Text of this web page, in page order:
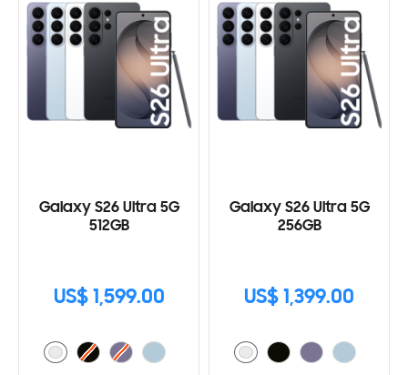
Galaxy S26 Ultra 5G
512GB
US$ 1,599.00
Galaxy S26 Ultra 5G
256GB
US$ 1,399.00